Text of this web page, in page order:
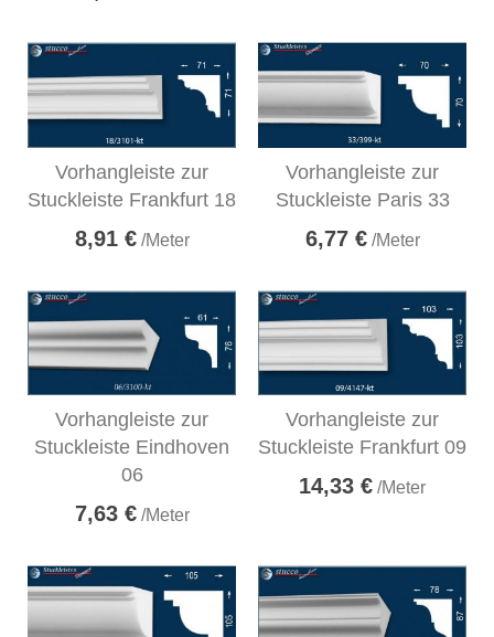
Vorhangleiste zur
Stuckleiste Frankfurt 18
8,91 €/Meter
Vorhangleiste zur
Stuckleiste Paris 33
6,77 €/Meter
Vorhangleiste zur
Stuckleiste Eindhoven
06
7,63 €/Meter
Vorhangleiste zur
Stuckleiste Frankfurt 09
14,33 € /Meter